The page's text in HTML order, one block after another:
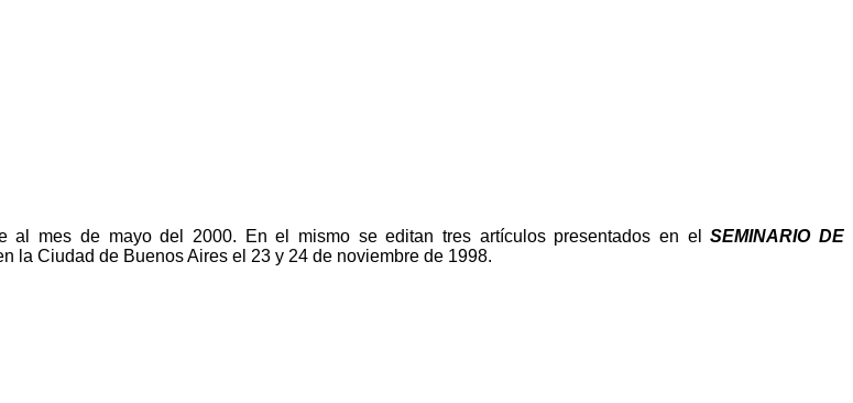
al mes de mayo del 2000. En el mismo se editan tres artículos presentados en elSEMINARIO DE
la Ciudad de Buenos Aires el 23 y 24 de noviembre de 1998.